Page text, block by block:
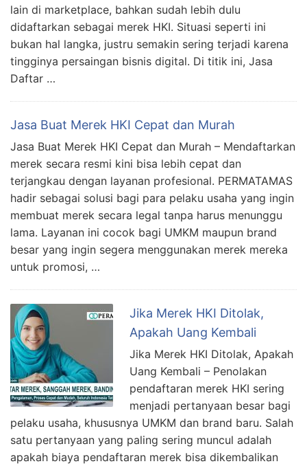
lain di marketplace, bahkan sudah lebih dulu
didaftarkan sebagai merek HKI. Situasi seperti ini
bukan hal langka, justru semakin sering terjadi karena
tingginya persaingan bisnis digital. Di titik ini, Jasa
Daftar …
Jasa Buat Merek HKI Cepat dan Murah
Jasa Buat Merek HKI Cepat dan Murah – Mendaftarkan
merek secara resmi kini bisa lebih cepat dan
terjangkau dengan layanan profesional. PERMATAMAS
hadir sebagai solusi bagi para pelaku usaha yang ingin
membuat merek secara legal tanpa harus menunggu
lama. Layanan ini cocok bagi UMKM maupun brand
besar yang ingin segera menggunakan merek mereka
untuk promosi, …
Jika Merek HKI Ditolak,
Apakah Uang Kembali
Jika Merek HKI Ditolak, Apakah
Uang Kembali – Penolakan
pendaftaran merek HKI sering
menjadi pertanyaan besar bagi
pelaku usaha, khususnya UMKM dan brand baru. Salah
satu pertanyaan yang paling sering muncul adalah
apakah biaya pendaftaran merek bisa dikembalikan